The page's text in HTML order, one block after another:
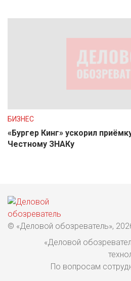
БИЗНЕС
«Бургер Кинг» ускорил
Честному ЗНАКу
© «Деловой обозреватель»,
«Деловой
По вопросам